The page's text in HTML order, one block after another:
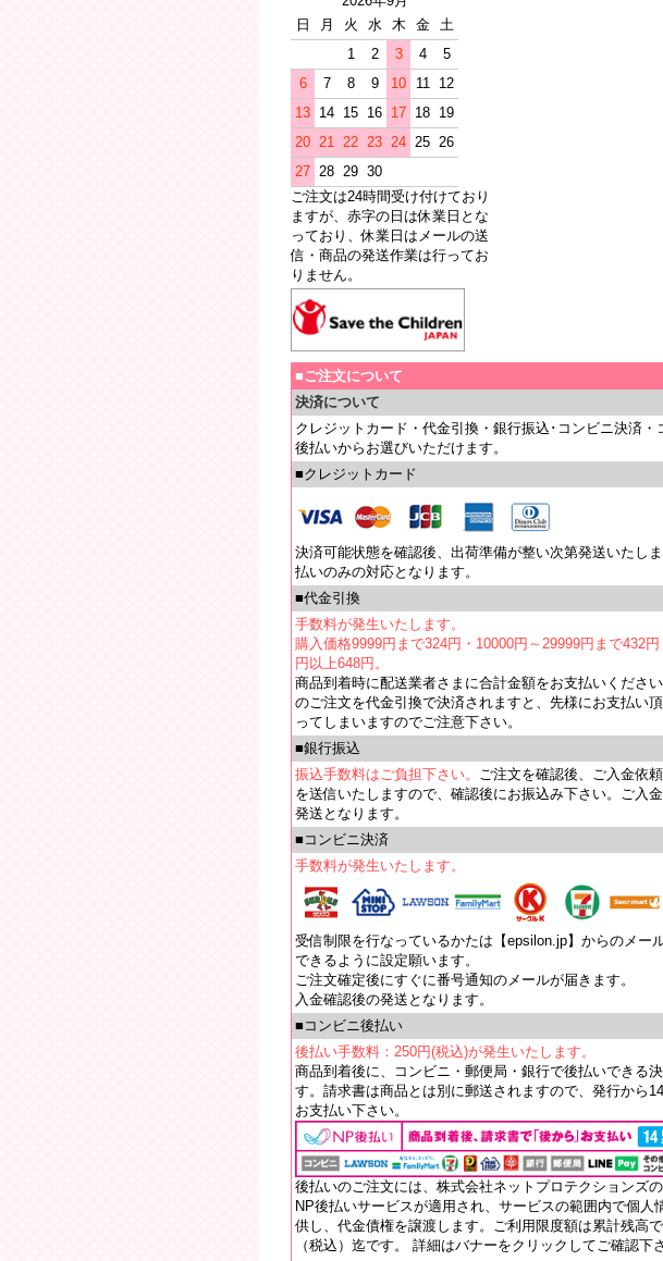
日
月 火 水 木 金
土
1
2 3 4
5
6
7 8 9 10 11
12
13 14 15 16 17 18 19
20 21 22 23 24 25 26
27 28 29 30
ご注文は24時間受け付けており
ますが、赤字の日は休業日とな
っており、休業日はメールの送
信・商品の発送作業は行ってお
りません。
■ご注文について
決済について
クレジットカード・代金引換・銀行振込･コンビニ決済・
後払いからお選びいただけます。
■クレジットカード
決済可能状態を確認後、出荷準備が整い次第発送いたし
払いのみの対応となります。
■代金引換
手数料が発生いたします。
購入価格9999円まで324円・10000円～29999円まで432円
円以上648円。
商品到着時に配送業者さまに合計金額をお支払いくださ
のご注文を代金引換で決済されますと、先様にお支払い
ってしまいますのでご注意下さい。
■銀行振込
振込手数料はご負担下さい。 ご注文を確認後、ご入金依
を送信いたしますので、確認後にお振込み下さい。ご入
発送となります。
■コンビニ決済
手数料が発生いたします。
受信制限を行なっているかたは【epsilon.jp】からのメー
できるように設定願います。
ご注文確定後にすぐに番号通知のメールが届きます。
入金確認後の発送となります。
■コンビニ後払い
後払い手数料：250円(税込)が発生いたします。
商品到着後に、コンビニ・郵便局・銀行で後払いできる
す。請求書は商品とは別に郵送されますので、発行から
お支払い下さい。
後払いのご注文には、株式会社ネットプロテクションズ
NP後払いサービスが適用され、サービスの範囲内で個人
供し、代金債権を譲渡します。ご利用限度額は累計残高
（税込）迄です。 詳細はバナーをクリックしてご確認下